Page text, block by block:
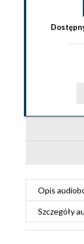
Opis
Szczegóły